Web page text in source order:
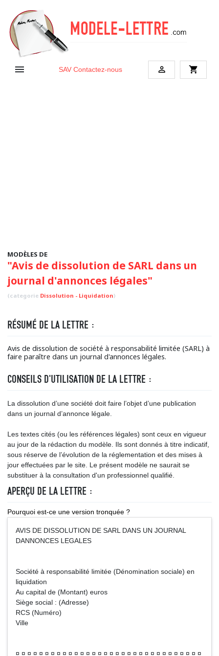
 SAV Contactez-nous  shopping_cart
MODÈLES DE
"Avis de dissolution de SARL dans un
journal d'annonces légales"
(categorie Dissolution - Liquidation)
RÉSUMÉ DE LA LETTRE :
Avis de dissolution de société à responsabilité limitée (SARL) à
faire paraître dans un journal d'annonces légales.
CONSEILS D'UTILISATION DE LA LETTRE :
La dissolution d’une société doit faire l’objet d’une publication
dans un journal d’annonce légale.
Les textes cités (ou les références légales) sont ceux en vigueur
au jour de la rédaction du modèle. Ils sont donnés à titre indicatif,
sous réserve de l’évolution de la réglementation et des mises à
jour effectuées par le site. Le présent modèle ne saurait se
substituer à la consultation d'un professionnel qualifié.
APERÇU DE LA LETTRE :
Pourquoi est-ce une version tronquée ?
AVIS DE DISSOLUTION DE SARL DANS UN JOURNAL
DANNONCES LEGALES
Société à responsabilité limitée (Dénomination sociale) en
liquidation
Au capital de (Montant) euros
Siège social : (Adresse)
RCS (Numéro)
Ville
¤ ¤ ¤ ¤ ¤ ¤ ¤ ¤ ¤ ¤ ¤ ¤ ¤ ¤ ¤ ¤ ¤ ¤ ¤ ¤ ¤ ¤ ¤ ¤ ¤ ¤ ¤ ¤ ¤ ¤ ¤ ¤